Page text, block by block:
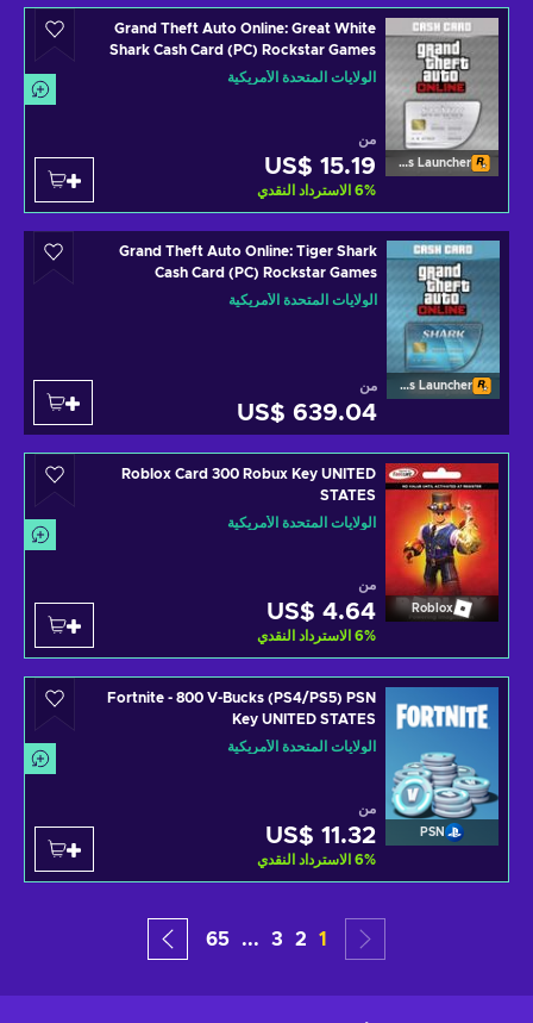
Rockstar Games Launcher
Grand Theft Auto Online: Great White
Shark Cash Card (PC) Rockstar Games
Launcher Key UNITED STATES
الولايات المتحدة الأمريكية
من
US$ 15.19
6% الاسترداد النقدي
Rockstar Games Launcher
Grand Theft Auto Online: Tiger Shark
Cash Card (PC) Rockstar Games
Launcher Key UNITED STATES
الولايات المتحدة الأمريكية
من
US$ 639.04
Roblox
Roblox Card 300 Robux Key UNITED
STATES
الولايات المتحدة الأمريكية
من
US$ 4.64
6% الاسترداد النقدي
PSN
Fortnite - 800 V-Bucks (PS4/PS5) PSN
Key UNITED STATES
الولايات المتحدة الأمريكية
من
US$ 11.32
6% الاسترداد النقدي
1
2
3
...
65